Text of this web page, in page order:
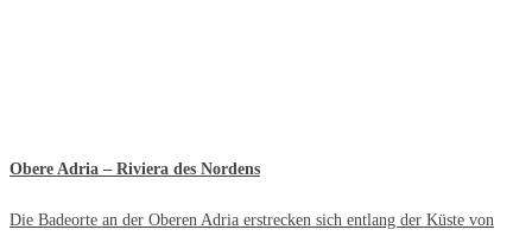
Obere Adria – Riviera des Nordens
Die Badeorte an der Oberen Adria erstrecken sich entlang der Küste von